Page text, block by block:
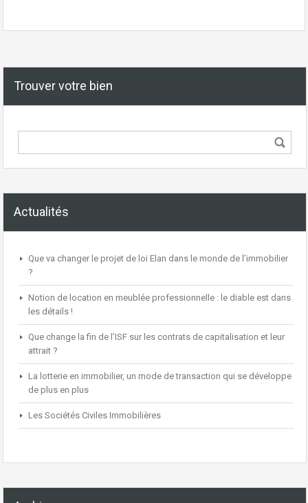
Trouver votre bien
Actualités
Que va changer le projet de loi Elan dans le monde de l’immobilier
?
Notion de location en meublée professionnelle : le diable est dans
les détails !
Que change la fin de l’ISF sur les contrats de capitalisation et leur
attrait ?
La lotterie en immobilier, un mode de transaction qui se développe
de plus en plus
Les Sociétés Civiles Immobilières